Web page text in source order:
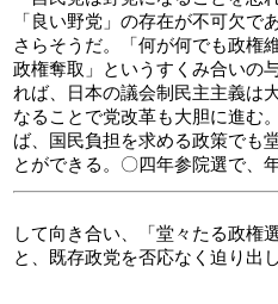
「良い野党」の存在が不可欠で
さらそうだ。「何が何でも政権
政権奪取」というすくみ合いの
れば、日本の議会制民主主義は
なることで党改革も大胆に進む
ば、国民負担を求める政策でも
とができる。〇四年参院選で、
して向き合い、「堂々たる政権
と、既存政党を否応なく迫り出